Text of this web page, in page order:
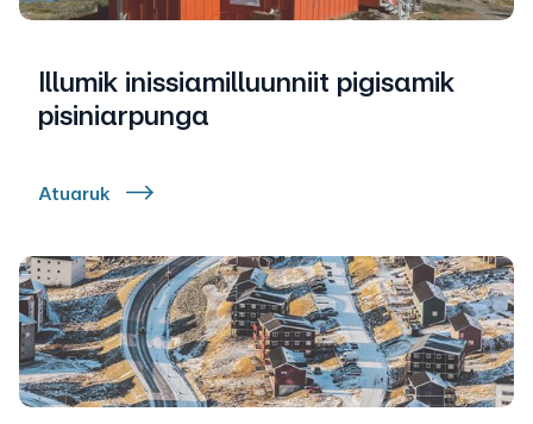
Illumik inissiamilluunniit pigisamik
pisiniarpunga
Atuaruk